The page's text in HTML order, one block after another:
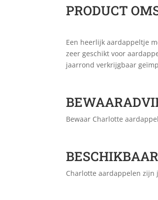
PRODUCT
Een heerlijk aardappeltje
zeer geschikt voor
jaarrond verkrijgbaar
Bewaar Charlotte
Charlotte aardappelen